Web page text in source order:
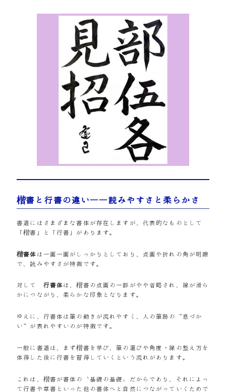
楷書と行書の違い――読みやすさと柔らかさ
書道にはさまざまな書体が存在しますが、代表的なものとして
「楷書」と「行書」があります。
楷書体 は一画一画がしっかりとしており、点画や折れの角が明瞭
で、読みやすさが特徴です。
対して 行書体は、楷書の点画の一部がやや省略され、線が滑ら
かにつながり、柔らかな印象となります。
ゆえに、行書体は筆の動きが流れやすく、人の筆跡の“息づか
い”が表れやすいのが特徴です。
一般に書道は、まず楷書を学び、筆の運びや角度・線の整え方を
体得した後に行書を習得していくという流れがあります。
これは、楷書が書体の〝基礎の基礎〟だからであり、それによっ
て行書や草書といった他の書体へと自然につながっていくためで